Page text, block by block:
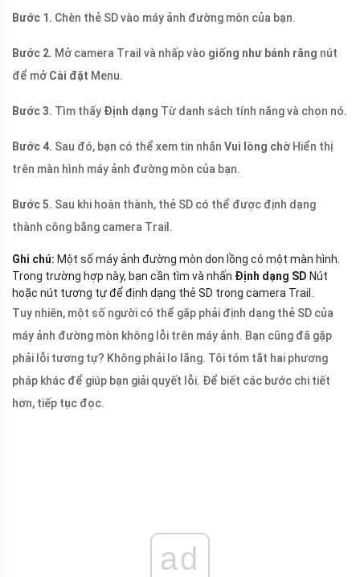
Bước 1. Chèn thẻ SD vào máy ảnh đường mòn của bạn.
Bước 2. Mở camera Trail và nhấp vào giống như bánh răng nút
để mở Cài đặt Menu.
Bước 3. Tìm thấy Định dạng Từ danh sách tính năng và chọn nó.
Bước 4. Sau đó, bạn có thể xem tin nhắn Vui lòng chờ Hiển thị
trên màn hình máy ảnh đường mòn của bạn.
Bước 5. Sau khi hoàn thành, thẻ SD có thể được định dạng
thành công bằng camera Trail.
Ghi chú: Một số máy ảnh đường mòn don lồng có một màn hình.
Trong trường hợp này, bạn cần tìm và nhấn Định dạng SD Nút
hoặc nút tương tự để định dạng thẻ SD trong camera Trail.
Tuy nhiên, một số người có thể gặp phải định dạng thẻ SD của
máy ảnh đường mòn không lỗi trên máy ảnh. Bạn cũng đã gặp
phải lỗi tương tự? Không phải lo lắng. Tôi tóm tắt hai phương
pháp khác để giúp bạn giải quyết lỗi. Để biết các bước chi tiết
hơn, tiếp tục đọc.
ad